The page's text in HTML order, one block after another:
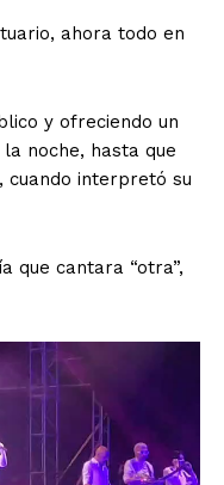
ahora todo en
y ofreciendo un
noche, hasta que
cuando interpretó su
que cantara “otra”,